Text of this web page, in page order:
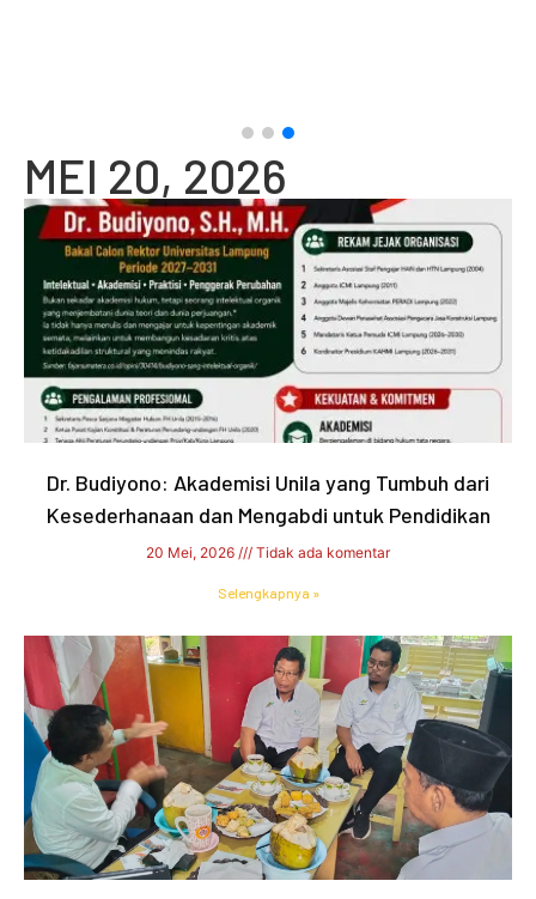
MEI 20, 2026
Dr. Budiyono: Akademisi Unila yang Tumbuh dari
Kesederhanaan dan Mengabdi untuk Pendidikan
20 Mei, 2026 Tidak ada komentar
Selengkapnya »